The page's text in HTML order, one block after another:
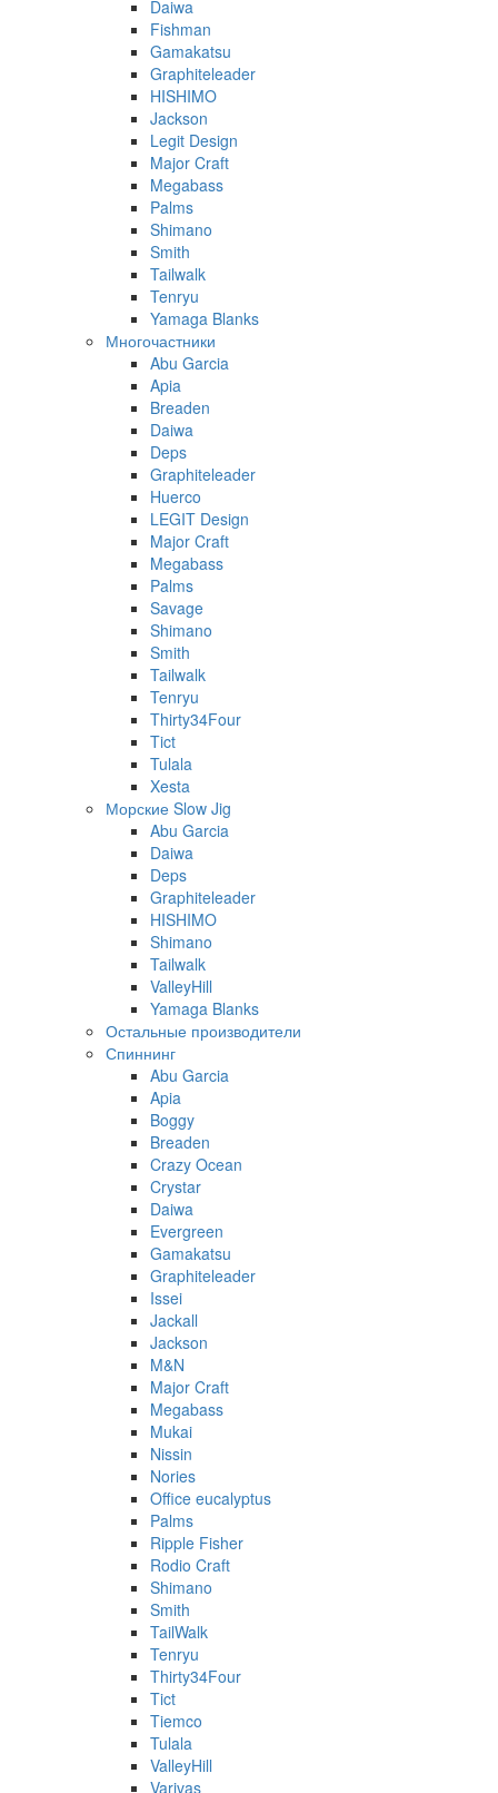
Daiwa
Fishman
Gamakatsu
Graphiteleader
HISHIMO
Jackson
Legit Design
Major Craft
Megabass
Palms
Shimano
Smith
Tailwalk
Tenryu
Yamaga Blanks
Многочастники
Abu Garcia
Apia
Breaden
Daiwa
Deps
Graphiteleader
Huerco
LEGIT Design
Major Craft
Megabass
Palms
Savage
Shimano
Smith
Tailwalk
Tenryu
Thirty34Four
Tict
Tulala
Xesta
Морские Slow Jig
Abu Garcia
Daiwa
Deps
Graphiteleader
HISHIMO
Shimano
Tailwalk
ValleyHill
Yamaga Blanks
Остальные производители
Спиннинг
Abu Garcia
Apia
Boggy
Breaden
Crazy Ocean
Crystar
Daiwa
Evergreen
Gamakatsu
Graphiteleader
Issei
Jackall
Jackson
M&N
Major Craft
Megabass
Mukai
Nissin
Nories
Office eucalyptus
Palms
Ripple Fisher
Rodio Craft
Shimano
Smith
TailWalk
Tenryu
Thirty34Four
Tict
Tiemco
Tulala
ValleyHill
Varivas